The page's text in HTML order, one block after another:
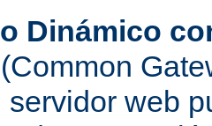
Dinámico
servidor web